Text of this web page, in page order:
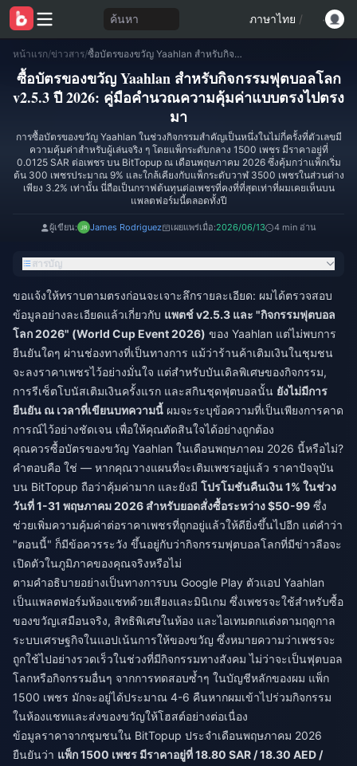
ค้นหา ภาษาไทย /
หน้าแรก/ข่าวสาร/ ซื้อบัตรของขวัญ Yaahlan สำหรับกิจกรรมฟุตบอลโลก v2.5.3 ปี 2026: คู่มือคำนวณความคุ้มค่าแบบตรงไปตรงมา
ซื้อบัตรของขวัญ Yaahlan สำหรับกิจกรรมฟุตบอลโลก
v2.5.3 ปี 2026: คู่มือคำนวณความคุ้มค่าแบบตรงไปตรง
มา
การซื้อบัตรของขวัญ Yaahlan ในช่วงกิจกรรมสำคัญเป็นหนึ่งในไม่กี่ครั้งที่ตัวเลขมี
ความคุ้มค่าสำหรับผู้เล่นจริง ๆ โดยแพ็กระดับกลาง 1500 เพชร มีราคาอยู่ที่
0.0125 SAR ต่อเพชร บน BitTopup ณ เดือนพฤษภาคม 2026 ซึ่งคุ้มกว่าแพ็กเริ่ม
ต้น 300 เพชรประมาณ 9% และใกล้เคียงกับแพ็กระดับวาฬ 3500 เพชรในส่วนต่าง
เพียง 3.2% เท่านั้น นี่ถือเป็นกราฟต้นทุนต่อเพชรที่คงที่ที่สุดเท่าที่ผมเคยเห็นบน
แพลตฟอร์มนี้ตลอดทั้งปี
ผู้เขียน: James Rodriguez เผยแพร่เมื่อ:2026/06/13 4 min อ่าน
สารบัญ
ขอแจ้งให้ทราบตามตรงก่อนจะเจาะลึกรายละเอียด: ผมได้ตรวจสอบ
ข้อมูลอย่างละเอียดแล้วเกี่ยวกับ แพตช์ v2.5.3 และ "กิจกรรมฟุตบอล
โลก 2026" (World Cup Event 2026) ของ Yaahlan แต่ไม่พบการ
ยืนยันใดๆ ผ่านช่องทางที่เป็นทางการ แม้ว่าร้านค้าเติมเงินในชุมชน
จะลงราคาเพชรไว้อย่างมั่นใจ แต่สำหรับบันเดิลพิเศษของกิจกรรม,
การรีเซ็ตโบนัสเติมเงินครั้งแรก และสกินชุดฟุตบอลนั้น ยังไม่มีการ
ยืนยัน ณ เวลาที่เขียนบทความนี้ ผมจะระบุข้อความที่เป็นเพียงการคาด
การณ์ไว้อย่างชัดเจน เพื่อให้คุณตัดสินใจได้อย่างถูกต้อง
คุณควรซื้อบัตรของขวัญ Yaahlan ในเดือนพฤษภาคม 2026 นี้หรือไม่?
คำตอบคือ ใช่ — หากคุณวางแผนที่จะเติมเพชรอยู่แล้ว ราคาปัจจุบัน
บน BitTopup ถือว่าคุ้มค่ามาก และยังมี โปรโมชันคืนเงิน 1% ในช่วง
วันที่ 1-31 พฤษภาคม 2026 สำหรับยอดสั่งซื้อระหว่าง $50-99 ซึ่ง
ช่วยเพิ่มความคุ้มค่าต่อราคาเพชรที่ถูกอยู่แล้วให้ดียิ่งขึ้นไปอีก แต่คำว่า
"ตอนนี้" ก็มีข้อควรระวัง ขึ้นอยู่กับว่ากิจกรรมฟุตบอลโลกที่มีข่าวลือจะ
เปิดตัวในภูมิภาคของคุณจริงหรือไม่
ตามคำอธิบายอย่างเป็นทางการบน Google Play ตัวแอป Yaahlan
เป็นแพลตฟอร์มห้องแชทด้วยเสียงและมินิเกม ซึ่งเพชรจะใช้สำหรับซื้อ
ของขวัญเสมือนจริง, สิทธิพิเศษในห้อง และไอเทมตกแต่งตามฤดูกาล
ระบบเศรษฐกิจในแอปเน้นการให้ของขวัญ ซึ่งหมายความว่าเพชรจะ
ถูกใช้ไปอย่างรวดเร็วในช่วงที่มีกิจกรรมทางสังคม ไม่ว่าจะเป็นฟุตบอล
โลกหรือกิจกรรมอื่นๆ จากการทดสอบซ้ำๆ ในบัญชีหลักของผม แพ็ก
1500 เพชร มักจะอยู่ได้ประมาณ 4-6 คืนหากผมเข้าไปร่วมกิจกรรม
ในห้องแชทและส่งของขวัญให้โฮสต์อย่างต่อเนื่อง
ข้อมูลราคาจากชุมชนใน BitTopup ประจำเดือนพฤษภาคม 2026
ยืนยันว่า แพ็ก 1500 เพชร มีราคาอยู่ที่ 18.80 SAR / 18.30 AED /